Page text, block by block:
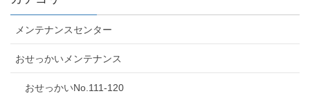
メンテナンスセンター
おせっかいメンテナンス
おせっかいNo.111-120